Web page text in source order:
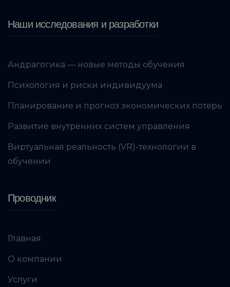
Наши исследования и разработки
Андрагогика — новые методы обучения
Психология и риски индивидуума
Планирование и прогноз экономических потерь
Развитие внутренних систем управления
Виртуальная реальность (VR)-технологии в
обучении
Проводник
Главная
О компании
Услуги